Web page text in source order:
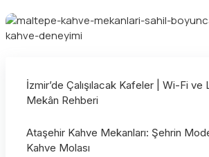
İzmir’de Çalışılacak Kafeler | Wi-Fi
Mekân Rehberi
Ataşehir Kahve Mekanları: Şehrin
Kahve Molası